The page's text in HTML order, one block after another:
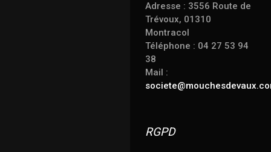
Adresse : 3556 Route de
Trévoux, 01310
Montracol
Téléphone : 04 27 53 94
38
Mail :
RGPD